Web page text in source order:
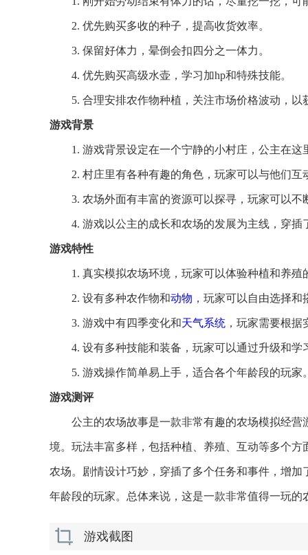
2. 优先购买多收的种子，提高收货效率。
3. 保留好体力，晕倒会扣四分之一体力。
4. 优先购买高级水壶，学习加hp和特殊技能。
5. 合理安排农作物种植，关注市场价格波动，以
游戏背景
1. 游戏背景设定在一个宁静的小村庄，公主在
2. 村庄里有各种有趣的角色，玩家可以与他们互
3. 农场外面有丰富的资源可以探寻，玩家可以不
4. 游戏以公主的成长和农场的发展为主线，穿插
游戏特性
1. 真实模拟农场环境，玩家可以体验种植和养殖
2. 设有多种农作物和动物 ，玩家可以自由选择和
3. 游戏中有四季变化和天气系统 ，玩家需要根
4. 设有多种技能和装备，玩家可以通过升级和学
5. 游戏操作简单易上手，适合各个年龄段的玩家
游戏测评
公主的农场故事是一款非常有趣的农场模拟经
境。玩法丰富多样，包括种植、养殖、互动等多个方
农场。剧情设计巧妙，穿插了多个任务和事件，增
年龄段的玩家。总体来说，这是一款非常值得一玩的
游戏截图